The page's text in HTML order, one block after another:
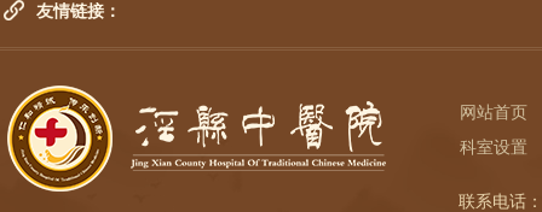
科室设置
联系电
友情链接：
网站首页